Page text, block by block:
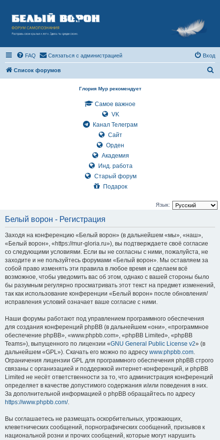
FAQ Связаться с администрацией Вход
Список форумов
Глория Мур рекомендует
Самое важное
VK
Канал Телеграм
Сайт
Орден
Академия
Инд. работа
Старый форум
Подарок
Язык:
Белый ворон - Регистрация
Заходя на конференцию «Белый ворон» (в дальнейшем «мы», «наш»,
«Белый ворон», «https://mur-gloria.ru»), вы подтверждаете своё согласие
со следующими условиями. Если вы не согласны с ними, пожалуйста, не
заходите и не пользуйтесь форумами «Белый ворон». Мы оставляем за
собой право изменять эти правила в любое время и сделаем всё
возможное, чтобы уведомить вас об этом, однако с вашей стороны было
бы разумным регулярно просматривать этот текст на предмет изменений,
так как использование конференции «Белый ворон» после обновления/
исправления условий означает ваше согласие с ними.
Наши форумы работают под управлением программного обеспечения
для создания конференций phpBB (в дальнейшем «они», «программное
обеспечение phpBB», «www.phpbb.com», «phpBB Limited», «phpBB
Teams»), выпущенного по лицензии «GNU General Public License v2» (в
дальнейшем «GPL»). Скачать его можно по адресу www.phpbb.com
Ограничения лицензии GPL для программного обеспечения phpBB строго
связаны с организацией и поддержкой интернет-конференций, и phpBB
Limited не несёт ответственности за то, что администрация конференций
определяет в качестве допустимого содержания и/или поведения в них.
За дополнительной информацией о phpBB обращайтесь по адресу
https://www.phpbb.com/.
Вы соглашаетесь не размещать оскорбительных, угрожающих,
клеветнических сообщений, порнографических сообщений, призывов к
национальной розни и прочих сообщений, которые могут нарушить